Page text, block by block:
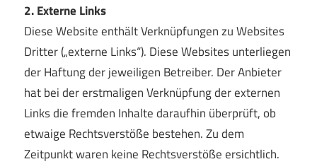
2. Externe Links
Diese Website enthält Verknüpfungen zu Websites
Dritter („externe Links“). Diese Websites unterliegen
der Haftung der jeweiligen Betreiber. Der Anbieter
hat bei der erstmaligen Verknüpfung der externen
Links die fremden Inhalte daraufhin überprüft, ob
etwaige Rechtsverstöße bestehen. Zu dem
Zeitpunkt waren keine Rechtsverstöße ersichtlich.